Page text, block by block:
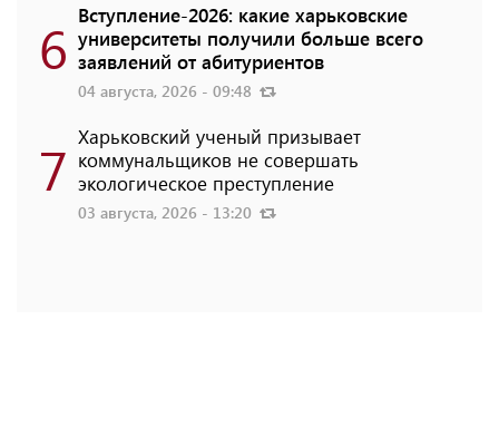
6 Вступление-2026: какие харьковские
университеты получили больше всего
заявлений от абитуриентов
04 августа, 2026 - 09:48
7 Харьковский ученый призывает
коммунальщиков не совершать
экологическое преступление
03 августа, 2026 - 13:20